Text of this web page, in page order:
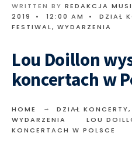
WRITTEN BY REDAKCJA
2019
• 12:00 AM • DZIAŁ
FESTIWAL, WYDARZENIA
Lou Doillon
koncertach w
HOME DZIAŁ KONCERTY,
WYDARZENIA
LOU
KONCERTACH W POLSCE